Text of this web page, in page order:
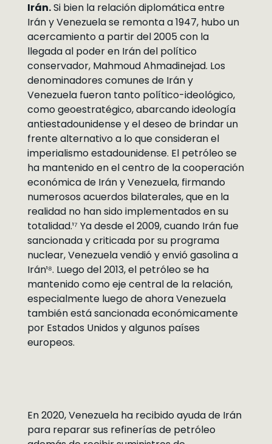
Irán.Si bien la relación diplomática entre
Irán y Venezuela se remonta a 1947, hubo un
acercamiento a partir del 2005 con la
llegada al poder en Irán del político
conservador, Mahmoud Ahmadinejad. Los
denominadores comunes de Irán y
Venezuela fueron tanto político-ideológico,
como geoestratégico, abarcando ideología
antiestadounidense y el deseo de brindar un
frente alternativo a lo que consideran el
imperialismo estadounidense. El petróleo se
ha mantenido en el centro de la cooperación
económica de Irán y Venezuela, firmando
numerosos acuerdos bilaterales, que en la
realidad no han sido implementados en su
totalidad.¹⁷ Ya desde el 2009, cuando Irán fue
sancionada y criticada por su programa
nuclear, Venezuela vendió y envió gasolina a
Irán¹⁸. Luego del 2013, el petróleo se ha
mantenido como eje central de la relación,
especialmente luego de ahora Venezuela
también está sancionada económicamente
por Estados Unidos y algunos países
europeos.
En 2020, Venezuela ha recibido ayuda de Irán
para reparar sus refinerías de petróleo